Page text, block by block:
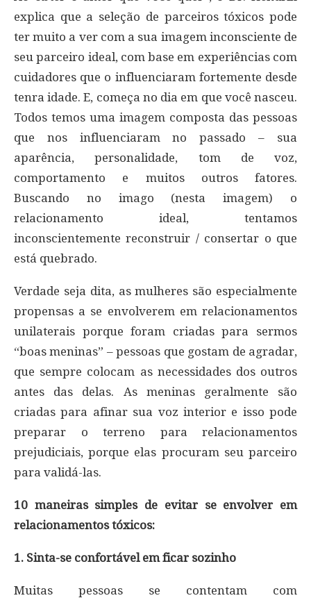
explica que a seleção de parceiros tóxicos pode
ter muito a ver com a sua imagem inconsciente de
seu parceiro ideal, com base em experiências com
cuidadores que o influenciaram fortemente desde
tenra idade. E, começa no dia em que você nasceu.
Todos temos uma imagem composta das pessoas
que nos influenciaram no passado – sua
aparência, personalidade, tom de voz,
comportamento e muitos outros fatores.
Buscando no imago (nesta imagem) o
relacionamento ideal, tentamos
inconscientemente reconstruir / consertar o que
está quebrado.
Verdade seja dita, as mulheres são especialmente
propensas a se envolverem em relacionamentos
unilaterais porque foram criadas para sermos
“boas meninas” – pessoas que gostam de agradar,
que sempre colocam as necessidades dos outros
antes das delas. As meninas geralmente são
criadas para afinar sua voz interior e isso pode
preparar o terreno para relacionamentos
prejudiciais, porque elas procuram seu parceiro
para validá-las.
10 maneiras simples de evitar se envolver em
relacionamentos tóxicos:
1. Sinta-se confortável em ficar sozinho
Muitas pessoas se contentam com